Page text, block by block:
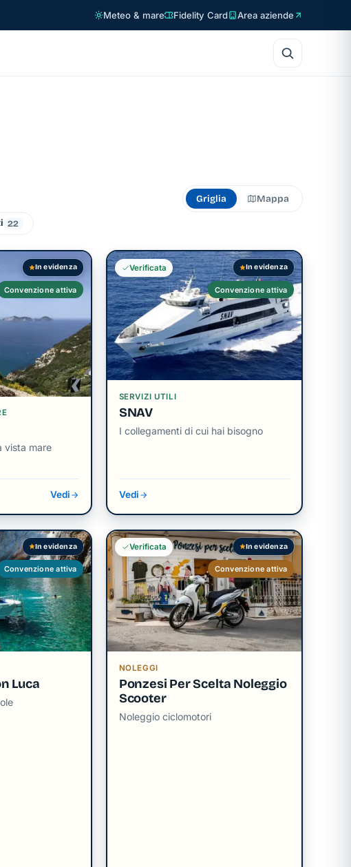
Meteo & mare Fidelity Card Area aziende
Griglia Mappa
22
vista mare
Vedi
Convenzione attiva
In evidenza
SERVIZI UTILI
SNAV
I collegamenti di cui hai bisogno
Vedi
Verificata
Convenzione attiva
In evidenza
Luca
Convenzione attiva
In evidenza
NOLEGGI
Ponzesi Per Scelta Noleggio
Scooter
Noleggio ciclomotori
Verificata
Convenzione attiva
In evidenza